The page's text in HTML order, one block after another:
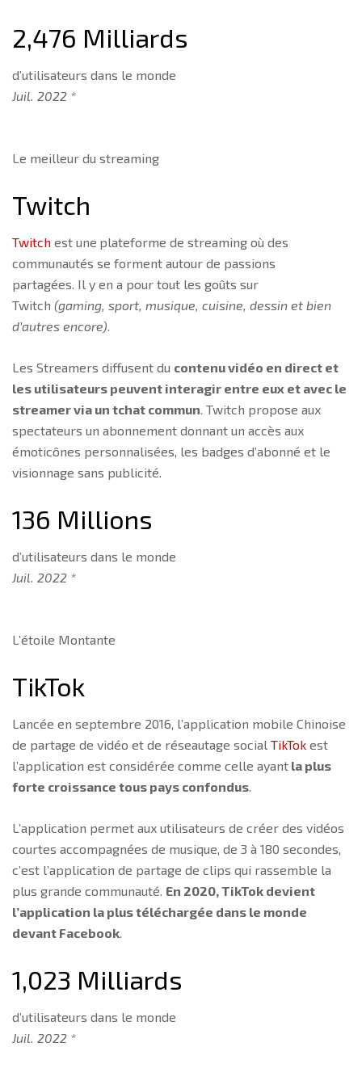
2,476 Milliards
d’utilisateurs dans le monde
Juil. 2022 *
Le meilleur du streaming
Twitch
Twitch est une plateforme de streaming où des
communautés se forment autour de passions
partagées. Il y en a pour tout les goûts sur
Twitch (gaming, sport, musique, cuisine, dessin et bien
d’autres encore).
Les Streamers diffusent du contenu vidéo en direct et
les utilisateurs peuvent interagir entre eux et avec le
streamer via un tchat commun. Twitch propose aux
spectateurs un abonnement donnant un accès aux
émoticônes personnalisées, les badges d’abonné et le
visionnage sans publicité.
136 Millions
d’utilisateurs dans le monde
Juil. 2022 *
L’étoile Montante
TikTok
Lancée en septembre 2016, l’application mobile Chinoise
de partage de vidéo et de réseautage social TikTok est
l’application est considérée comme celle ayant la plus
forte croissance tous pays confondus.
L’application permet aux utilisateurs de créer des vidéos
courtes accompagnées de musique, de 3 à 180 secondes,
c’est l’application de partage de clips qui rassemble la
plus grande communauté. En 2020, TikTok devient
l’application la plus téléchargée dans le monde
devant Facebook.
1,023 Milliards
d’utilisateurs dans le monde
Juil. 2022 *